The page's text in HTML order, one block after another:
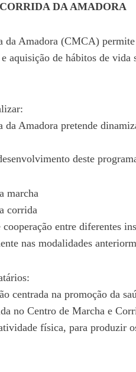
DA AMADORA
Amadora (CMCA)
aquisição de hábitos de
Amadora pretende
deste
marcha
corrida
entre diferentes
nas modalidades
centrada na promoção da
no Centro de Marcha e
física, para produzir